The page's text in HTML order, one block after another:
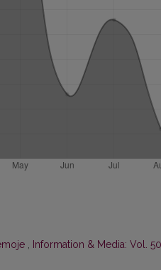
, Information & Media: Vol. 50